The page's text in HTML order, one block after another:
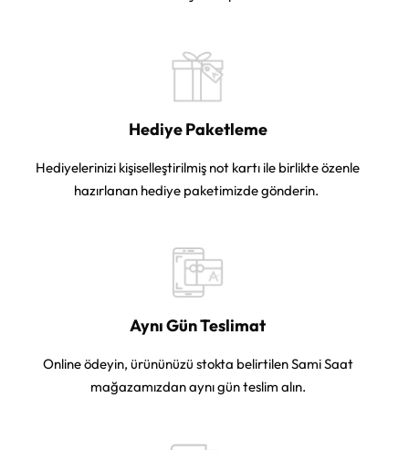
Hediye Paketleme
Hediyelerinizi kişiselleştirilmiş not kartı ile birlikte özenle
hazırlanan hediye paketimizde gönderin.
Aynı Gün Teslimat
Online ödeyin, ürününüzü stokta belirtilen Sami Saat
mağazamızdan aynı gün teslim alın.